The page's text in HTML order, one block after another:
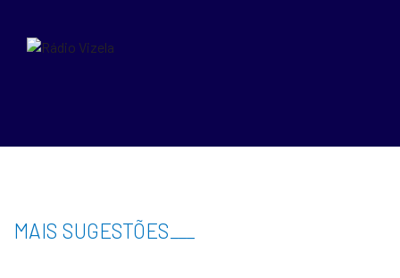
MAIS SUGESTÕES